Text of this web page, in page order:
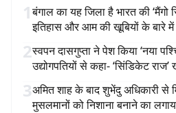
1बंगाल का यह जिला है भारत की ‘मैंगो
इतिहास और आम की खूबियों के बारे में
2स्वपन दासगुप्ता ने पेश किया ‘नया
उद्योगपतियों से कहा- ‘सिंडिकेट
3अमित शाह के बाद शुभेंदु अधिकारी से
मुसलमानों को निशाना बनाने का